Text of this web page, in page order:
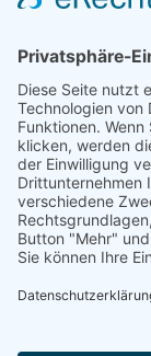
Förderung
© 1987 – 2025
Storchenhof
Alle Rechte
Cookie-
Navigation
Impressum